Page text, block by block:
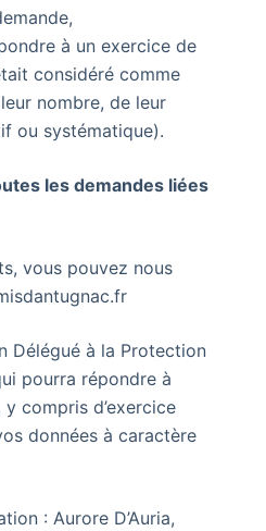
à un exercice de
considéré comme
nombre, de leur
ou systématique).
les demandes liées
vous pouvez nous
Délégué à la Protection
pourra répondre à
compris d’exercice
données à caractère
: Aurore D’Auria,